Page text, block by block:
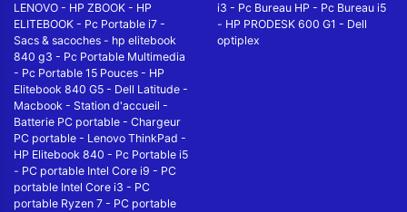
LENOVO - HP ZBOOK - HP
ELITEBOOK - Pc Portable i7 -
Sacs & sacoches - hp elitebook
840 g3 - Pc Portable Multimedia
- Pc Portable 15 Pouces - HP
Elitebook 840 G5 - Dell Latitude -
Macbook - Station d'accueil -
Batterie PC portable - Chargeur
PC portable - Lenovo ThinkPad -
HP Elitebook 840 - Pc Portable i5
- PC portable Intel Core i9 - PC
portable Intel Core i3 - PC
portable Ryzen 7 - PC portable
i3 - Pc Bureau HP - Pc Bureau i5
- HP PRODESK 600 G1 - Dell
optiplex